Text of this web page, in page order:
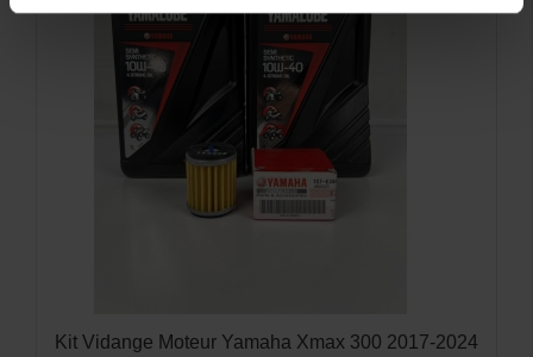
Kit Vidange Moteur Yamaha Xmax 300 2017-2024